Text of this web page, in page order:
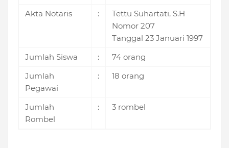
Akta Notaris
:
Tettu Suhartati, S.H
Nomor 207
Tanggal 23 Januari 1997
Jumlah Siswa
:
74 orang
Jumlah
Pegawai
: 18 orang
Jumlah
Rombel
: 3 rombel